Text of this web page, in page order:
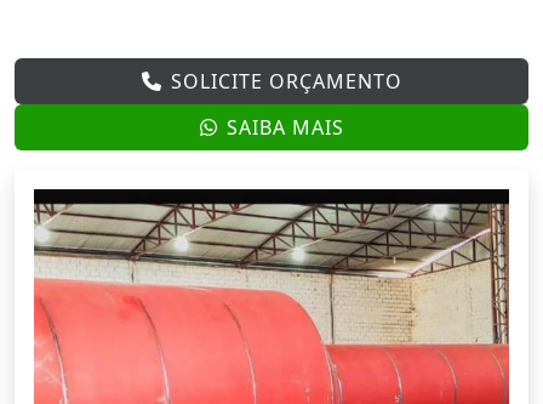
SOLICITE ORÇAMENTO
SAIBA MAIS